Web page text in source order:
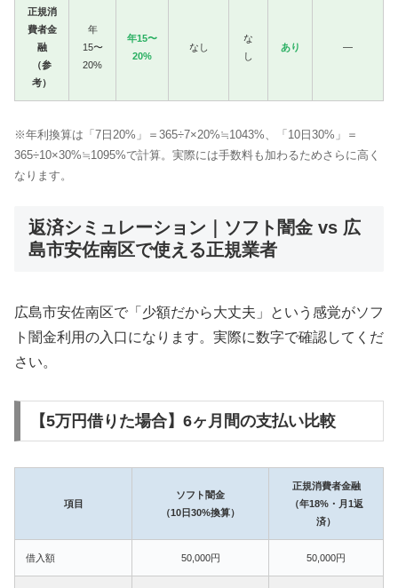
正規消
費者金
融
（参
考）
年
15〜
20%
年15〜
20%
なし
な
し
あり —
※年利換算は「7日20%」＝365÷7×20%≒1043%、「10日30%」＝
365÷10×30%≒1095%で計算。実際には手数料も加わるためさらに高く
なります。
返済シミュレーション｜ソフト闇金 vs 広
島市安佐南区で使える正規業者
広島市安佐南区で「少額だから大丈夫」という感覚がソフ
ト闇金利用の入口になります。実際に数字で確認してくだ
さい。
【5万円借りた場合】6ヶ月間の支払い比較
項目
ソフト闇金
（10日30%換算）
正規消費者金融
（年18%・月1返
済）
借入額 50,000円 50,000円